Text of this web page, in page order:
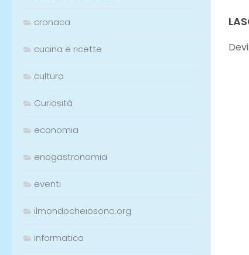
09/04/2020
cronaca
cucina e ricette
cultura
Curiosità
economia
enogastronomia
eventi
ilmondocheiosono.org
informatica